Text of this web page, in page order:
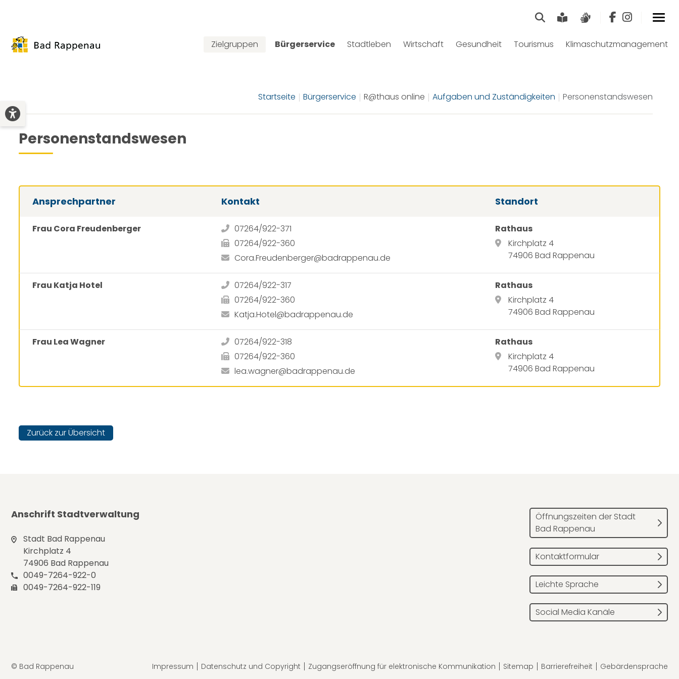
SucheLeichte Sprache
Zielgruppen Bürgerservice Stadtleben Wirtschaft Gesundheit Tourismus Klimaschutzmanagement
Startseite Bürgerservice R@thaus online Aufgaben und Zuständigkeiten Personenstandswesen
Personenstandswesen
Ansprechpartner Kontakt Standort
Frau Cora Freudenberger
07264/922-371
07264/922-360
Cora.Freudenberger@badrappenau.de
Rathaus
Kirchplatz 4
74906 Bad Rappenau
Frau Katja Hotel
07264/922-317
07264/922-360
Katja.Hotel@badrappenau.de
Rathaus
Kirchplatz 4
74906 Bad Rappenau
Frau Lea Wagner
07264/922-318
07264/922-360
lea.wagner@badrappenau.de
Rathaus
Kirchplatz 4
74906 Bad Rappenau
Zurück zur Übersicht
Anschrift Stadtverwaltung
Stadt Bad Rappenau
Kirchplatz 4
74906 Bad Rappenau
0049-7264-922-0
0049-7264-922-119
Öffnungszeiten der Stadt
Bad Rappenau
Kontaktformular
Leichte Sprache
Social Media Kanäle
© Bad Rappenau Impressum Datenschutz und Copyright Zugangseröffnung für elektronische Kommunikation Sitemap Barrierefreiheit Gebärdensprache